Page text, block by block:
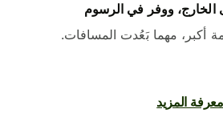
ووفر في الرسوم
أكبر، مهما بَعُدت المسافات.
المزيد